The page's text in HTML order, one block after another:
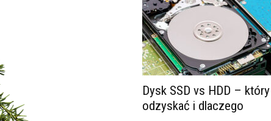
Dysk SSD vs HDD –
odzyskać i dlaczego